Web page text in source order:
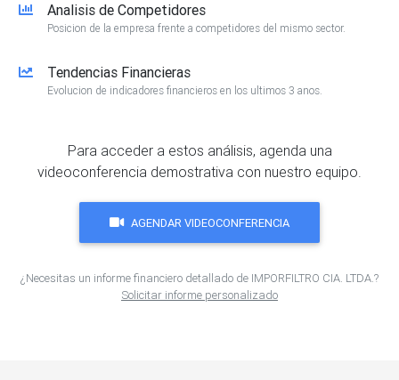
Analisis de Competidores
Posicion de la empresa frente a competidores del mismo sector.
Tendencias Financieras
Evolucion de indicadores financieros en los ultimos 3 anos.
Para acceder a estos análisis, agenda una
videoconferencia demostrativa con nuestro equipo.
AGENDAR VIDEOCONFERENCIA
¿Necesitas un informe financiero detallado de IMPORFILTRO CIA. LTDA.?
Solicitar informe personalizado